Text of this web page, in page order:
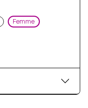
Femme